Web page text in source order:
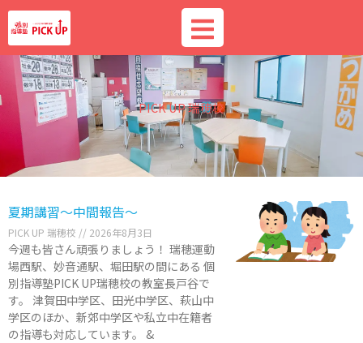
内
容
を
ッ
PICK UP 瑞穂校
夏期講習～中間報告～
PICK UP 瑞穂校 2026年8月3日
今週も皆さん頑張りましょう！ 瑞穂運動
場西駅、妙音通駅、堀田駅の間にある 個
別指導塾PICK UP瑞穂校の教室長戸谷で
す。 津賀田中学区、田光中学区、萩山中
学区のほか、新郊中学区や私立中在籍者
の指導も対応しています。 &